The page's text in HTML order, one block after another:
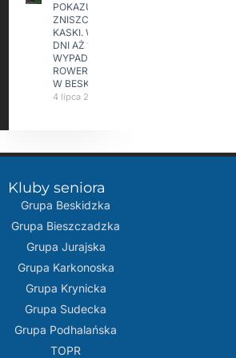
POKAZUJE
ZNISZCZONE
KASKI. W KILKA
DNI AŻ 15
WYPADKÓW
ROWERZYSTÓW
W BESKIDACH
4 lipca 2026
Kluby seniora
Grupa Beskidzka​
Grupa Bieszczadzka
Grupa Jurajska
Grupa Karkonoska
Grupa Krynicka
Grupa Sudecka
Grupa Podhalańska
TOPR